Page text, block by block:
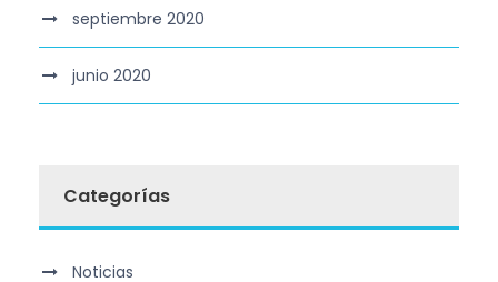
septiembre 2020
junio 2020
Categorías
Noticias